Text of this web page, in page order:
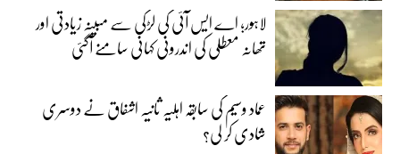
لاہور؛ اے ایس آئی کی لڑکی سے مبینہ زیادتی اور
تھانہ معطلی کی اندرونی کہانی سامنے آگئی
عماد وسیم کی سابقہ اہلیہ ثانیہ اشفاق نے دوسری
شادی کر لی؟